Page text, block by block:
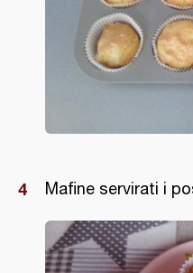
Mafine servirati i